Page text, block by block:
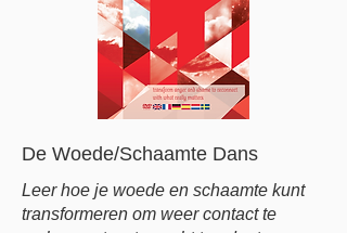
De Woede/Schaamte Dans
Leer hoe je woede en schaamte kunt
transformeren om weer contact te